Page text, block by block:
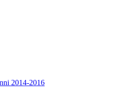
2014-2016